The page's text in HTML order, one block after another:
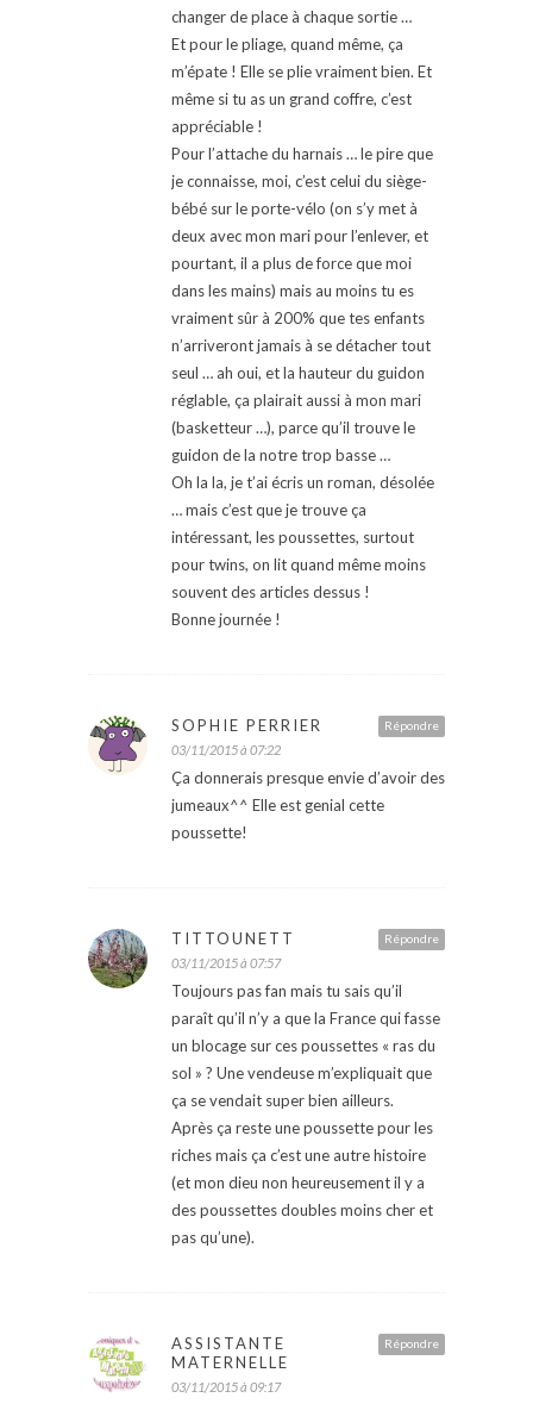
changer de place à chaque sortie …
Et pour le pliage, quand même, ça
m’épate ! Elle se plie vraiment bien. Et
même si tu as un grand coffre, c’est
appréciable !
Pour l’attache du harnais … le pire que
je connaisse, moi, c’est celui du siège-
bébé sur le porte-vélo (on s’y met à
deux avec mon mari pour l’enlever, et
pourtant, il a plus de force que moi
dans les mains) mais au moins tu es
vraiment sûr à 200% que tes enfants
n’arriveront jamais à se détacher tout
seul … ah oui, et la hauteur du guidon
réglable, ça plairait aussi à mon mari
(basketteur …), parce qu’il trouve le
guidon de la notre trop basse …
Oh la la, je t’ai écris un roman, désolée
… mais c’est que je trouve ça
intéressant, les poussettes, surtout
pour twins, on lit quand même moins
souvent des articles dessus !
Bonne journée !
Répondre
SOPHIE PERRIER
03/11/2015 à 07:22
Ça donnerais presque envie d’avoir des
jumeaux^^ Elle est genial cette
poussette!
Répondre
TITTOUNETT
03/11/2015 à 07:57
Toujours pas fan mais tu sais qu’il
paraît qu’il n’y a que la France qui fasse
un blocage sur ces poussettes « ras du
sol » ? Une vendeuse m’expliquait que
ça se vendait super bien ailleurs.
Après ça reste une poussette pour les
riches mais ça c’est une autre histoire
(et mon dieu non heureusement il y a
des poussettes doubles moins cher et
pas qu’une).
Répondre
ASSISTANTE
MATERNELLE
03/11/2015 à 09:17